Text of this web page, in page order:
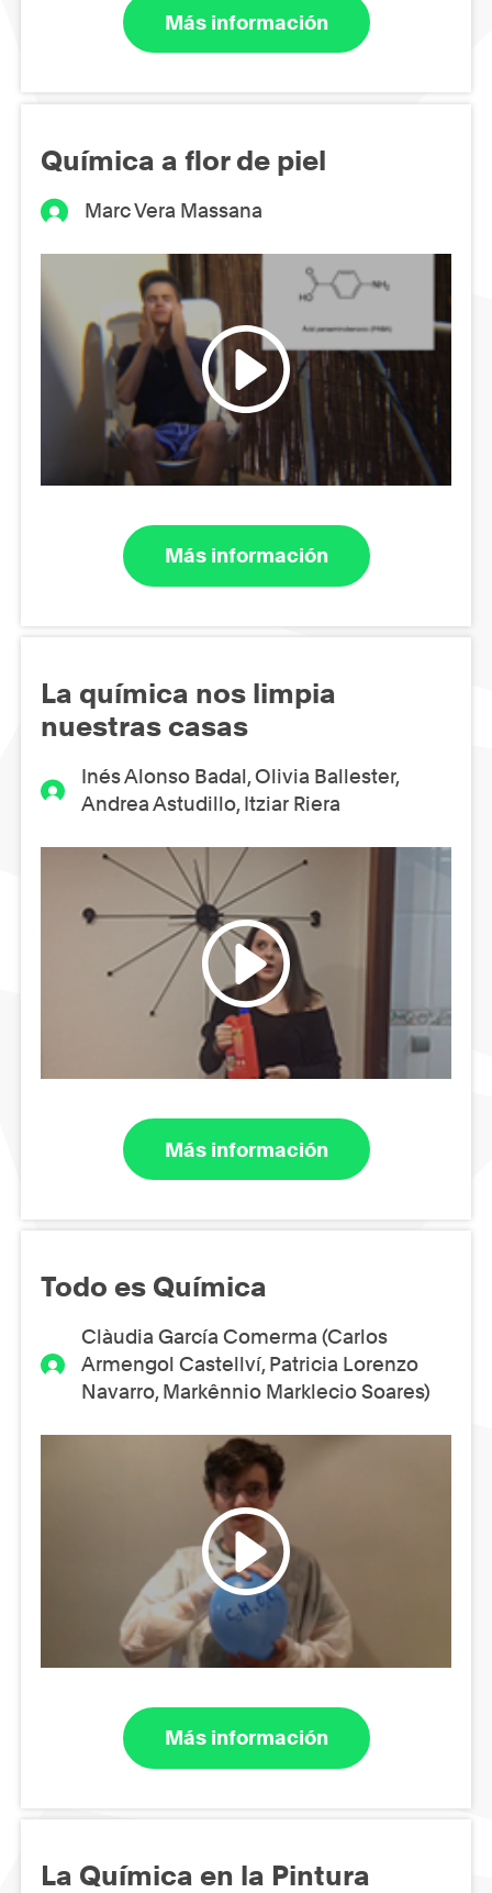
Más información
Química a flor de piel
Marc Vera Massana
Más información
La química nos limpia
nuestras casas
Inés Alonso Badal, Olivia Ballester,
Andrea Astudillo, Itziar Riera
Más información
Todo es Química
Clàudia García Comerma (Carlos
Armengol Castellví, Patricia Lorenzo
Navarro, Markênnio Marklecio Soares)
Más información
La Química en la Pintura